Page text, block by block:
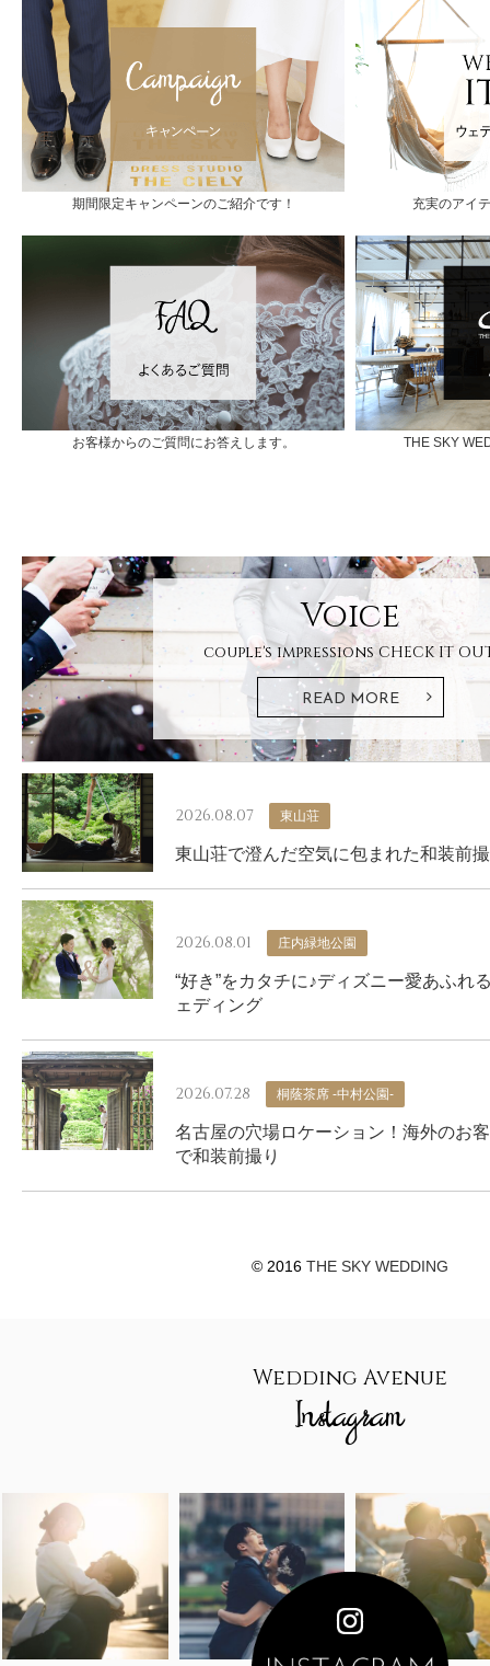
期間限定キャンペーンのご紹介です！ 充実のアイ
お客様からのご質問にお答えします。 THE SKY
Voice
couple's impressionsCHECK IT
READ MORE
2026.08.07 東山荘
東山荘で澄んだ空気に包まれた和装前
2026.08.01 庄内緑地公園
“好き”をカタチに♪ディズニー愛あふれ
ェディング
2026.07.28 桐蔭茶席 -中村公園-
名古屋の穴場ロケーション！海外のお
で和装前撮り
© 2016 THE SKY WEDDING
Wedding Avenue
Instagram